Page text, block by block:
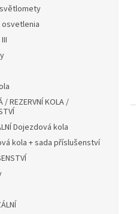
osvetlenia
/ REZERVNÍ KOLA /
Dojezdová kola
kola + sada příslušenství